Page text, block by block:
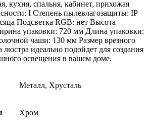
кухня, спальня, кабинет, прихожая
I Степень пылевлагозащиты: IP
Подсветка RGB: нет Высота
упаковки: 720 мм Длина упаковки:
чаши: 130 мм Размер врезного
идеально подойдет для создания
освещения в вашем доме.
Металл, Хрусталь
Хром